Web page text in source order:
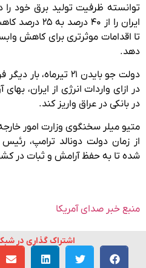
توانسته ظرفیت تولید برق خود را
ایران را از
تا اقدامات موثرتری برای کاهش
دهد.
دولت جو بایدن ۲۱
در ازای واردات انرژی از ایران،
در بانکی در عراق واریز کند.
متیو میلر سخنگوی وزارت امور
از زمان دولت دونالد ترامپ، رئیس
شده تا به حفظ آرامش و ثبات در
منبع خبر صدای آمریکا
اشتراک گذاری در